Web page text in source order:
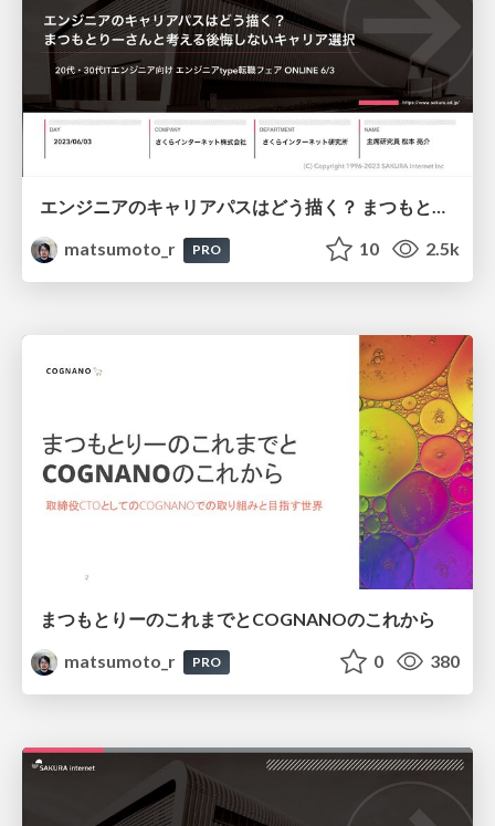
エンジニアのキャリアパスはどう描く？ まつもとりーさんと考える後悔しないキャリア選択
matsumoto_r
PRO 10 2.5k
まつもとりーのこれまでとCOGNANOのこれから
matsumoto_r
PRO 0 380